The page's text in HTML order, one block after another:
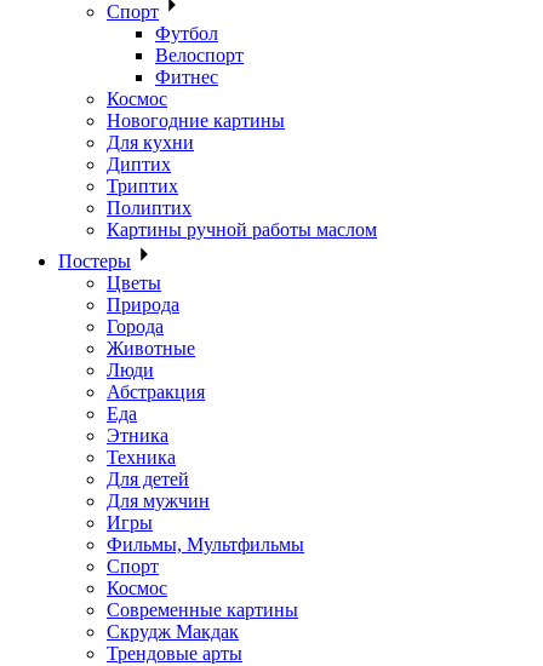
Спорт
Футбол
Велоспорт
Фитнес
Космос
Новогодние картины
Для кухни
Диптих
Триптих
Полиптих
Картины ручной работы маслом
Постеры
Цветы
Природа
Города
Животные
Люди
Абстракция
Еда
Этника
Техника
Для детей
Для мужчин
Игры
Фильмы, Мультфильмы
Спорт
Космос
Современные картины
Скрудж Макдак
Трендовые арты